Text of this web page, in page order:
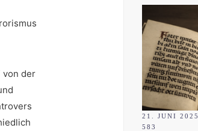
von der
21. JUNI 2025
583